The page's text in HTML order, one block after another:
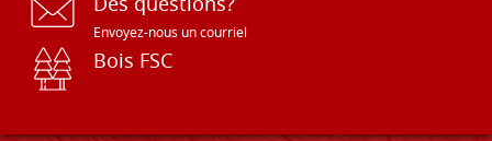
Envoyez-nous un courriel
Bois FSC